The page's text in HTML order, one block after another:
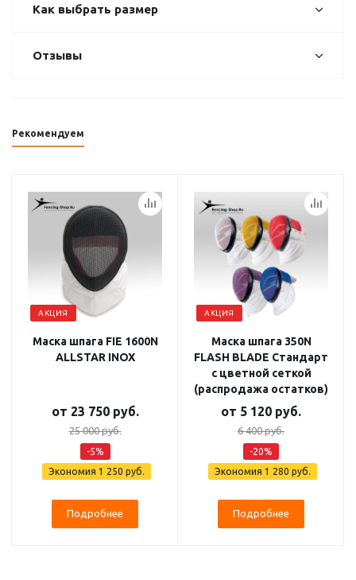
Как выбрать размер
Отзывы
Рекомендуем
АКЦИЯ
Маска шпага FIE 1600N
ALLSTAR INOX
от 23 750 руб.
25 000 руб.
-5%
Экономия 1 250 руб.
Подробнее
АКЦИЯ
Маска шпага 350N
FLASH BLADE Стандарт
с цветной сеткой
(распродажа остатков)
от 5 120 руб.
6 400 руб.
-20%
Экономия 1 280 руб.
Подробнее